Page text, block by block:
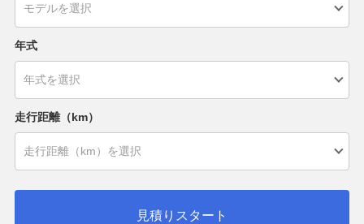
年式
走行距離（km）
見積りスタート